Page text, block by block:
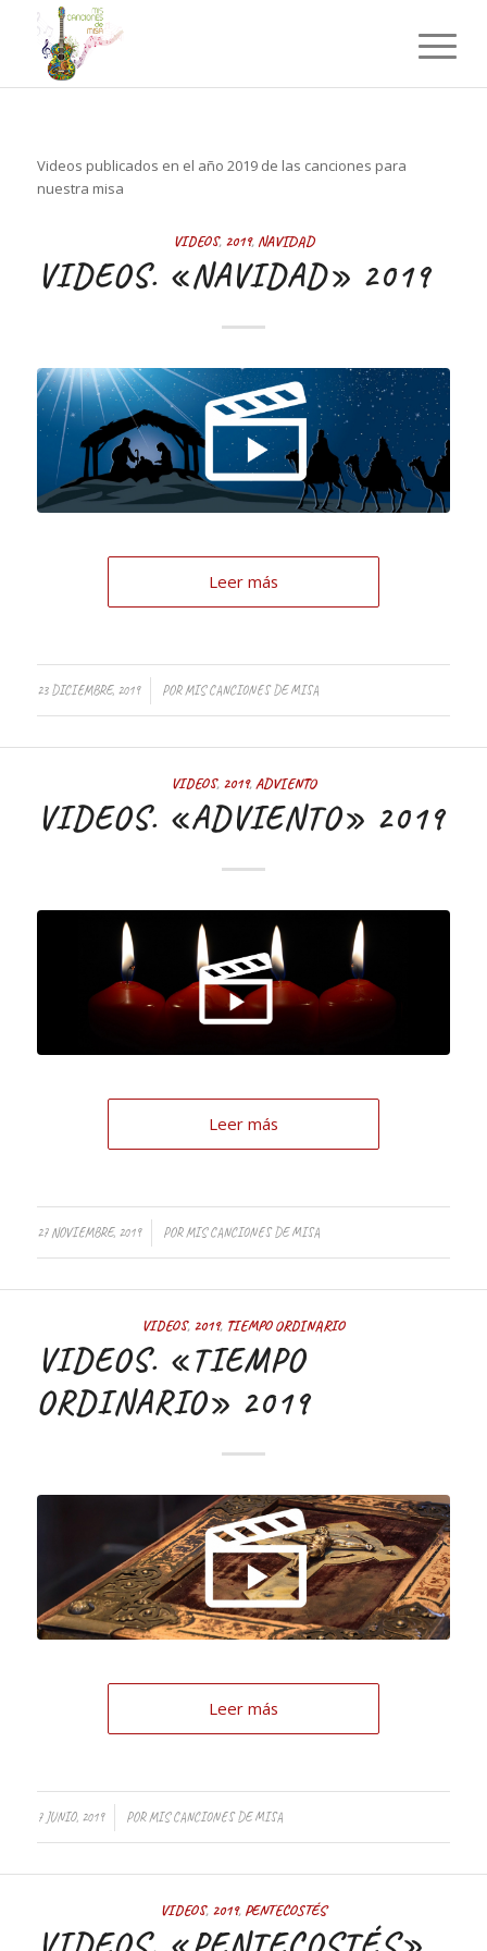
Videos publicados en el año 2019 de las canciones para
nuestra misa
VIDEOS, 2019, NAVIDAD
VIDEOS. «NAVIDAD» 2019
Leer más
23 DICIEMBRE, 2019 PORMIS CANCIONES DE MISA
VIDEOS, 2019,ADVIENTO
VIDEOS. «ADVIENTO» 2019
Leer más
27 NOVIEMBRE, 2019 PORMIS CANCIONES DE MISA
VIDEOS, 2019, TIEMPO ORDINARIO
VIDEOS. «TIEMPO
ORDINARIO» 2019
Leer más
7 JUNIO, 2019 PORMIS CANCIONES DE MISA
VIDEOS, 2019, PENTECOSTÉS